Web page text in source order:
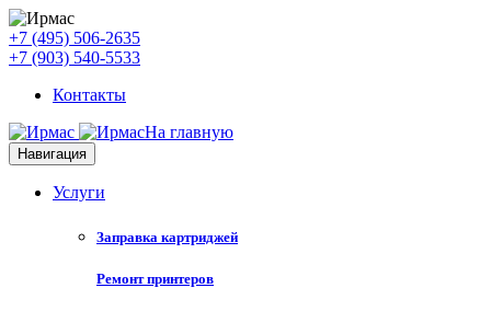
+7 (495) 506-2635
+7 (903) 540-5533
Контакты
На главную
Навигация
Услуги
Заправка картриджей
Ремонт принтеров